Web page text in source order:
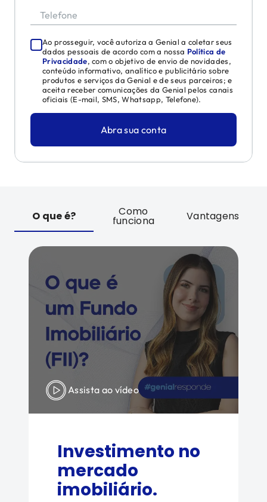
Telefone
Ao prosseguir, você autoriza a Genial a coletar seus
dados pessoais de acordo com a nossa Política de
Privacidade, com o objetivo de envio de novidades,
conteúdo informativo, analítico e publicitário sobre
produtos e serviços da Genial e de seus parceiros; e
aceita receber comunicações da Genial pelos canais
oficiais (E-mail, SMS, Whatsapp, Telefone).
Abra sua conta
O que é? Como
funciona Vantagens
Assista ao vídeo
Investimento no
mercado
imobiliário.